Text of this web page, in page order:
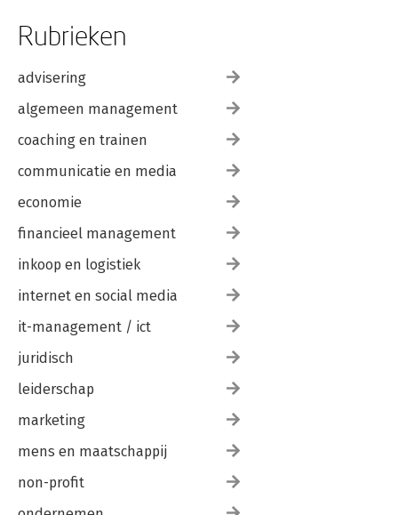
Rubrieken
advisering
algemeen management
coaching en trainen
communicatie en media
economie
financieel management
inkoop en logistiek
internet en social media
it-management / ict
juridisch
leiderschap
marketing
mens en maatschappij
non-profit